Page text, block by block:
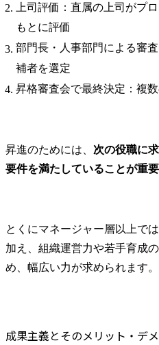
上司評価：直属の上司がプ
もとに評価
部門長・人事部門による審
補者を選定
昇格審査会で最終決定：複
昇進のためには、 次の役職に
要件を満たしていることが重
とくにマネージャー層以上で
加え、組織運営力や若手育成
め、幅広い力が求められます。
成果主義とそのメリット・デ